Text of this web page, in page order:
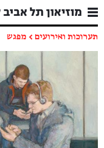
תערוכות ואירועים ← מפגש